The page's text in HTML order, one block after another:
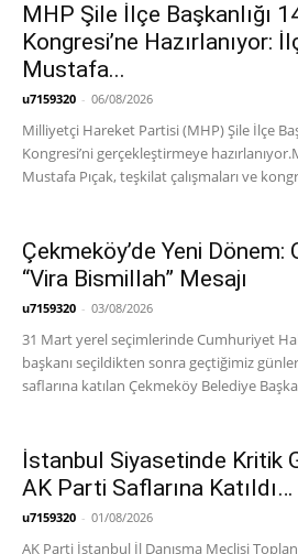
MHP Şile İlçe Başkanlığı
Kongresi’ne Hazırlanıyor:
Mustafa...
u7159320 - 06/08/2026
Milliyetçi Hareket Partisi (MHP) Şile İlçe
Kongresi’ni gerçekleştirmeye hazırlanıyor.
Mustafa Pıçak, teşkilat çalışmaları ve
Çekmeköy’de Yeni Dönem:
“Vira Bismillah” Mesajı
u7159320 - 03/08/2026
31 Mart yerel seçimlerinde Cumhuriyet
başkanı seçildikten sonra geçtiğimiz
saflarına katılan Çekmeköy Belediye
İstanbul Siyasetinde Kritik
AK Parti Saflarına Katıldı…
u7159320 - 01/08/2026
AK Parti İstanbul İl Danışma Meclisi